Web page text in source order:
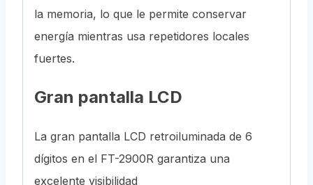
la memoria, lo que le permite conservar
energía mientras usa repetidores locales
fuertes.
Gran pantalla LCD
La gran pantalla LCD retroiluminada de 6
dígitos en el FT-2900R garantiza una
excelente visibilidad